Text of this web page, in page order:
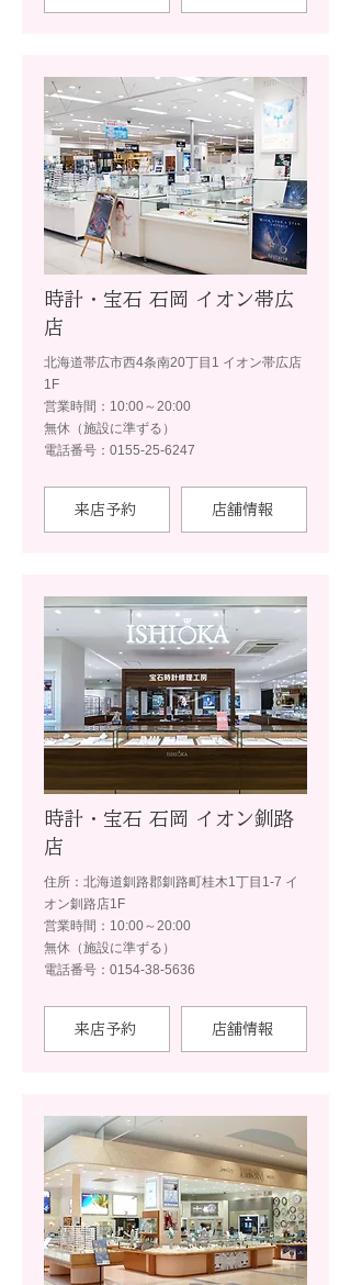
時計・宝石 石岡 イオン帯広
店
北海道帯広市西4条南20丁目1 イオン帯広店
1F
営業時間：10:00～20:00
無休（施設に準ずる）
電話番号：0155-25-6247
来店予約 店舗情報
時計・宝石 石岡 イオン釧路
店
住所：北海道釧路郡釧路町桂木1丁目1-7 イ
オン釧路店1F
営業時間：10:00～20:00
無休（施設に準ずる）
電話番号：0154-38-5636
来店予約 店舗情報